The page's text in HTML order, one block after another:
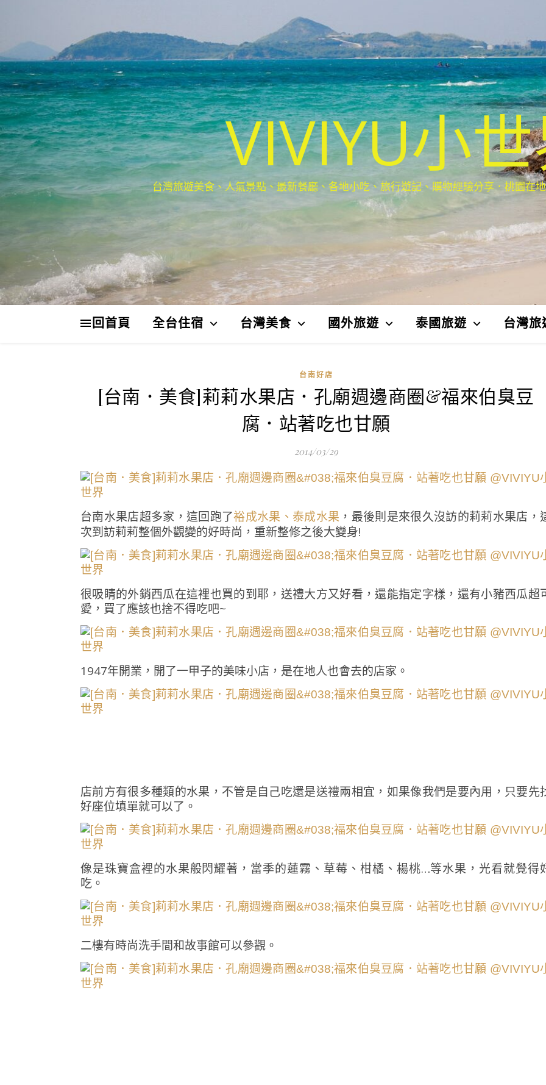
VIVIYU小
台灣旅遊美食、人氣景點、最新餐廳、各地小吃、旅行遊記、購物經驗分享．桃園在
回首頁 全台住宿 台灣美食 國外旅遊 泰國旅遊 台灣旅
台南好店
[台南．美食]莉莉水果店．孔廟週邊商圈&福來伯臭豆
腐．站著吃也甘願
2014/03/29
台南水果店超多家，這回跑了裕成水果、泰成水果 ，最後則是來很久沒訪的莉莉水果店，
次到訪莉莉整個外觀變的好時尚，重新整修之後大變身!
很吸睛的外銷西瓜在這裡也買的到耶，送禮大方又好看，還能指定字樣，還有小豬西瓜超
愛，買了應該也捨不得吃吧~
1947年開業，開了一甲子的美味小店，是在地人也會去的店家。
店前方有很多種類的水果，不管是自己吃還是送禮兩相宜，如果像我們是要內用，只要先
好座位填單就可以了。
像是珠寶盒裡的水果般閃耀著，當季的蓮霧、草莓、柑橘、楊桃…等水果，光看就覺得
吃。
二樓有時尚洗手間和故事館可以參觀。